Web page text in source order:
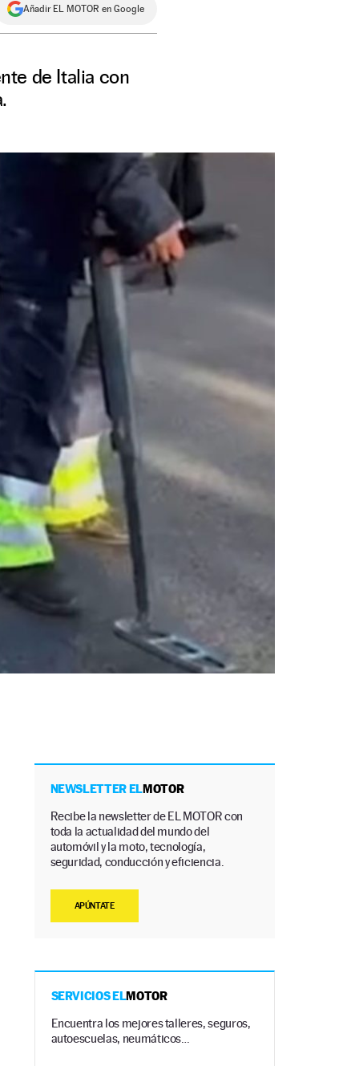
Añadir EL MOTOR en Google
de Italia con
NEWSLETTER ELMOTOR
Recibe la newsletter de EL MOTOR con
toda la actualidad del mundo del
automóvil y la moto, tecnología,
seguridad, conducción y eficiencia.
APÚNTATE
SERVICIOS ELMOTOR
Encuentra los mejores talleres, seguros,
autoescuelas, neumáticos…